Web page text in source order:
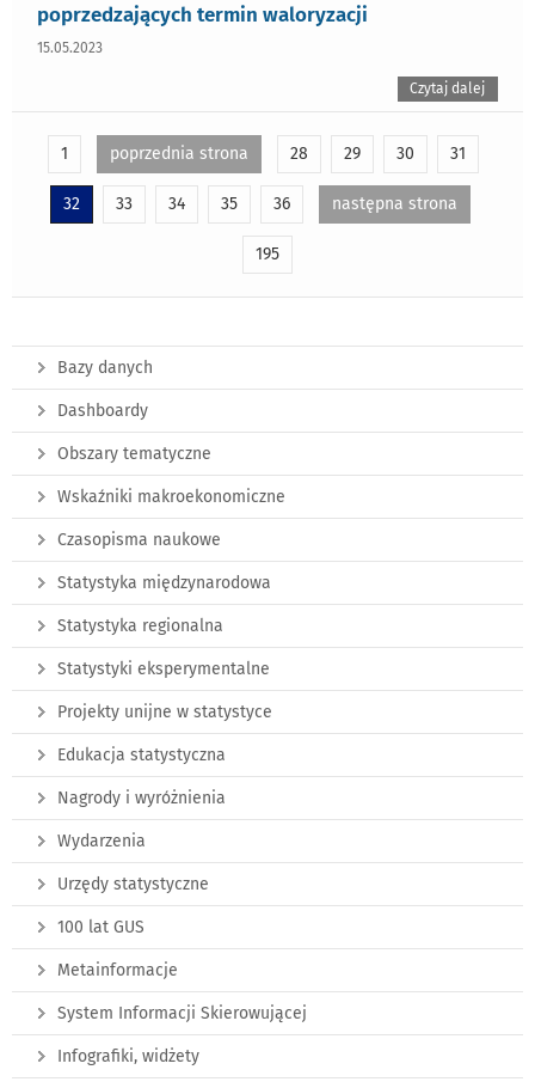
poprzedzających termin waloryzacji
15.05.2023
Czytaj dalej
1 poprzednia strona 28 29 30 31
32 33 34 35 36 następna strona
195
Bazy danych
Dashboardy
Obszary tematyczne
Wskaźniki makroekonomiczne
Czasopisma naukowe
Statystyka międzynarodowa
Statystyka regionalna
Statystyki eksperymentalne
Projekty unijne w statystyce
Edukacja statystyczna
Nagrody i wyróżnienia
Wydarzenia
Urzędy statystyczne
100 lat GUS
Metainformacje
System Informacji Skierowującej
Infografiki, widżety